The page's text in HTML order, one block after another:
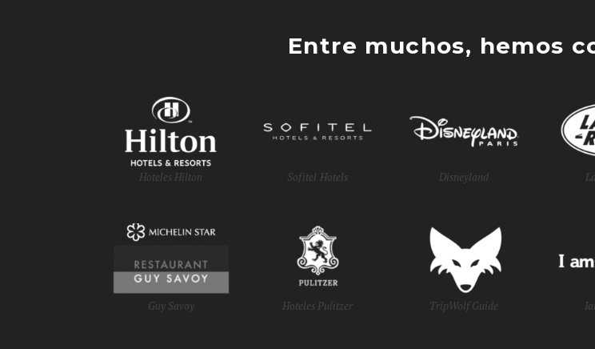
Entre muchos, hemos
Hoteles Hilton Sofitel Hotels Disneyland
Guy Savoy Hoteles Pulitzer TripWolf Guide